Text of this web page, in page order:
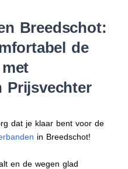
Breedschot:
de
Prijsvechter
dat je klaar bent voor de
in Breedschot!
en de wegen glad